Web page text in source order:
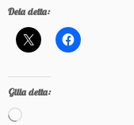
Dela detta:
Gilla detta:
Laddar